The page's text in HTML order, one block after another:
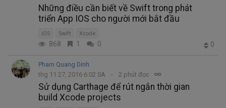
Những điều cần biết về Swift trong phát
triển App IOS cho người mới bắt đầu
iOS Swift Xcode
868 1 0 0
Pham Quang Dinh
thg 11 27, 2016 6:02 SA
2 phút đọc
Sử dụng Carthage để rút ngắn thời gian
build Xcode projects